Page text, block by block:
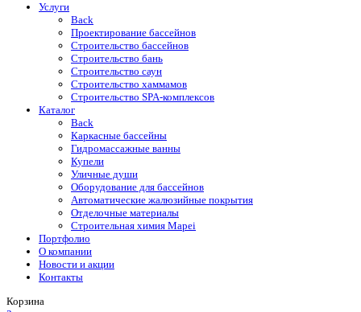
Услуги
Back
Проектирование бассейнов
Строительство бассейнов
Строительство бань
Строительство саун
Строительство хаммамов
Строительство SPA-комплексов
Каталог
Back
Каркасные бассейны
Гидромассажные ванны
Купели
Уличные души
Оборудование для бассейнов
Автоматические жалюзийные покрытия
Отделочные материалы
Строительная химия Mapei
Портфолио
O компании
Новости и акции
Контакты
Корзина